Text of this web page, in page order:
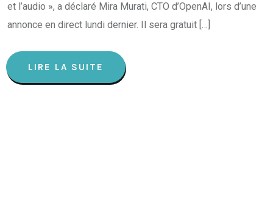
et l’audio », a déclaré Mira Murati, CTO d’OpenAI, lors d’une
annonce en direct lundi dernier. Il sera gratuit […]
LIRE LA SUITE